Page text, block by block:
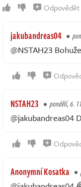
Odpovědět
jakubandreas04
@NSTAH23
NSTAH23 pondělí, 6.
@jakubandreas04
Anonymní Kosatka